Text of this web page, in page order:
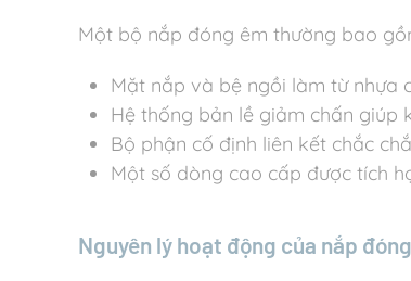
Một bộ nắp đóng êm thường bao
Mặt nắp và bệ ngồi làm từ nhựa
Hệ thống bản lề giảm chấn giúp
Bộ phận cố định liên kết chắc
Một số dòng cao cấp được tích
Nguyên lý hoạt động của nắp